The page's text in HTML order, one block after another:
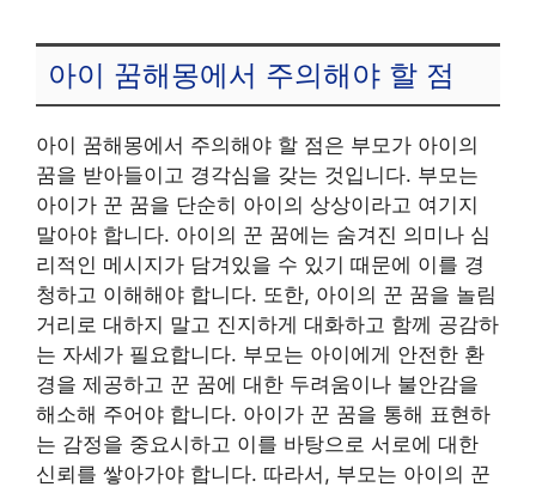
아이 꿈해몽에서 주의해야 할 점
아이 꿈해몽에서 주의해야 할 점은 부모가 아이의
꿈을 받아들이고 경각심을 갖는 것입니다. 부모는
아이가 꾼 꿈을 단순히 아이의 상상이라고 여기지
말아야 합니다. 아이의 꾼 꿈에는 숨겨진 의미나 심
리적인 메시지가 담겨있을 수 있기 때문에 이를 경
청하고 이해해야 합니다. 또한, 아이의 꾼 꿈을 놀림
거리로 대하지 말고 진지하게 대화하고 함께 공감하
는 자세가 필요합니다. 부모는 아이에게 안전한 환
경을 제공하고 꾼 꿈에 대한 두려움이나 불안감을
해소해 주어야 합니다. 아이가 꾼 꿈을 통해 표현하
는 감정을 중요시하고 이를 바탕으로 서로에 대한
신뢰를 쌓아가야 합니다. 따라서, 부모는 아이의 꾼